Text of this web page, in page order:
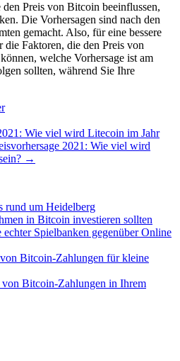
Preis von Bitcoin beeinflussen,
Die Vorhersagen sind nach den
gemacht. Also, für eine bessere
die Faktoren, die den Preis von
welche Vorhersage ist am
sollten, während Sie Ihre
Wie viel wird Litecoin im Jahr
2021: Wie viel wird
→
rund um Heidelberg
in Bitcoin investieren sollten
Spielbanken gegenüber Online
Bitcoin-Zahlungen für kleine
Bitcoin-Zahlungen in Ihrem